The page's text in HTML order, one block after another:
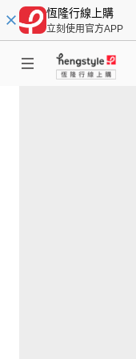
恆隆行線上購
立刻使用官方APP